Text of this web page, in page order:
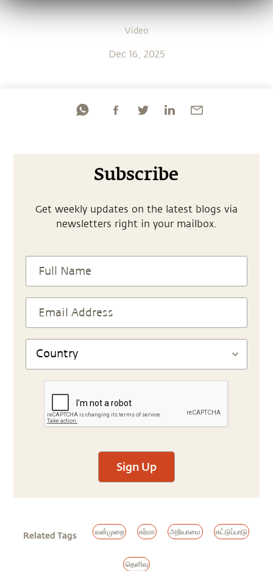
Video
Dec 16, 2025
Subscribe
Get weekly updates on the latest blogs via
newsletters right in your mailbox.
Sign Up
Related Tags வன்முறை கர்மா அறியாமை கட்டுப்பாடு
தெளிவு